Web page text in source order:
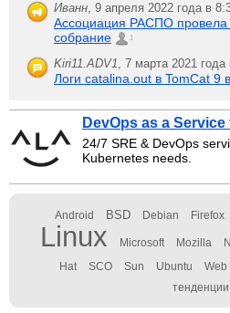
Иванн, 9 апреля 2022 года в
Ассоциация РАСПО провела
собрание
1
Kiri11.ADV1, 7 марта 2021
Логи catalina.out в TomCat 9
DevOps as a
24/7 SRE & DevOps
Kubernetes needs.
Android BSD Debian Firefox
Linux Microsoft Mozilla
Hat SCO Sun Ubuntu Web
тенденции